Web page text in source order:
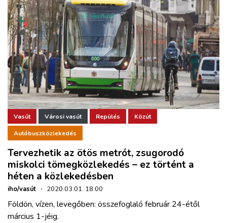
Vasút Városi vasút Repülés Közút
Autóbuszközlekedés
Tervezhetik az ötös metrót, zsugorodó
miskolci tömegközlekedés – ez történt a
héten a közlekedésben
iho/vasút · 2020.03.01. 18:00
Földön, vízen, levegőben: összefoglaló február 24-étől
március 1-jéig.